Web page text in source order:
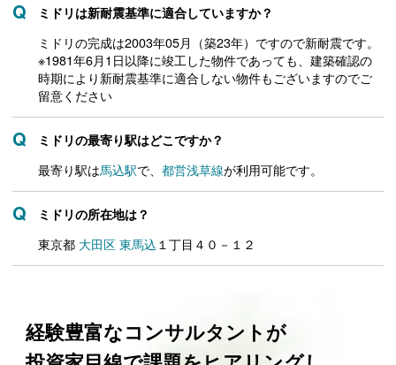
ミドリは新耐震基準に適合していますか？
ミドリの完成は2003年05月（築23年）ですので新耐震です。
※1981年6月1日以降に竣工した物件であっても、建築確認の
時期により新耐震基準に適合しない物件もございますのでご
留意ください
ミドリの最寄り駅はどこですか？
最寄り駅は馬込駅で、 都営浅草線が利用可能です。
ミドリの所在地は？
東京都 大田区 東馬込 １丁目４０－１２
経験豊富なコンサルタントが